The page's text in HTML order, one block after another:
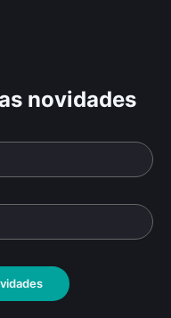
novidades